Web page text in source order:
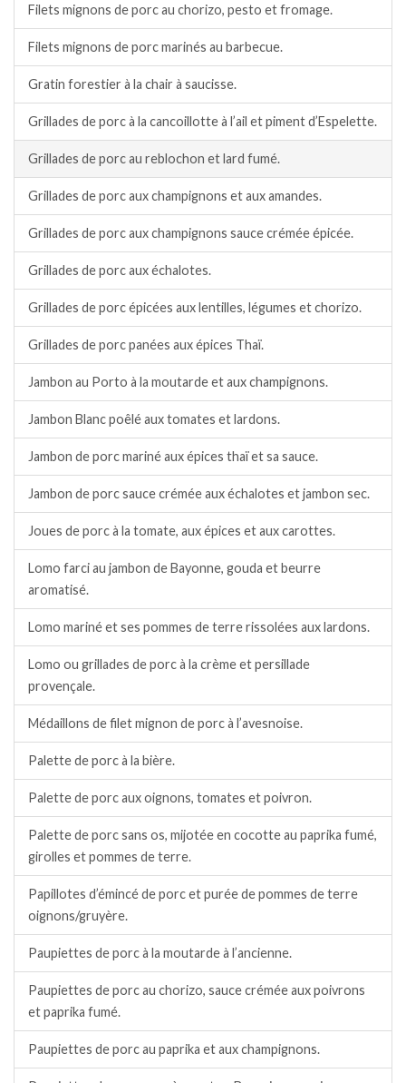
Filets mignons de porc au chorizo, pesto et fromage.
Filets mignons de porc marinés au barbecue.
Gratin forestier à la chair à saucisse.
Grillades de porc à la cancoillotte à l’ail et piment d’Espelette.
Grillades de porc au reblochon et lard fumé.
Grillades de porc aux champignons et aux amandes.
Grillades de porc aux champignons sauce crémée épicée.
Grillades de porc aux échalotes.
Grillades de porc épicées aux lentilles, légumes et chorizo.
Grillades de porc panées aux épices Thaï.
Jambon au Porto à la moutarde et aux champignons.
Jambon Blanc poêlé aux tomates et lardons.
Jambon de porc mariné aux épices thaï et sa sauce.
Jambon de porc sauce crémée aux échalotes et jambon sec.
Joues de porc à la tomate, aux épices et aux carottes.
Lomo farci au jambon de Bayonne, gouda et beurre
aromatisé.
Lomo mariné et ses pommes de terre rissolées aux lardons.
Lomo ou grillades de porc à la crème et persillade
provençale.
Médaillons de filet mignon de porc à l’avesnoise.
Palette de porc à la bière.
Palette de porc aux oignons, tomates et poivron.
Palette de porc sans os, mijotée en cocotte au paprika fumé,
girolles et pommes de terre.
Papillotes d’émincé de porc et purée de pommes de terre
oignons/gruyère.
Paupiettes de porc à la moutarde à l’ancienne.
Paupiettes de porc au chorizo, sauce crémée aux poivrons
et paprika fumé.
Paupiettes de porc au paprika et aux champignons.